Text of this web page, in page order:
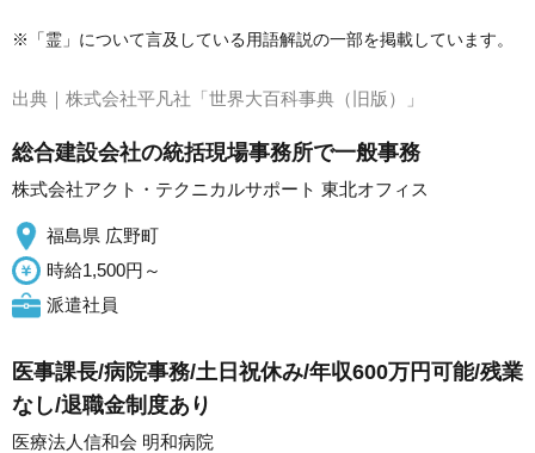
※「霊」について言及している用語解説の一部を掲載しています。
出典｜ 株式会社平凡社「世界大百科事典（旧版）」
総合建設会社の統括現場事務所で一般事務
株式会社アクト・テクニカルサポート 東北オフィス
福島県 広野町
時給1,500円～
派遣社員
医事課長/病院事務/土日祝休み/年収600万円可能/残業
なし/退職金制度あり
医療法人信和会 明和病院